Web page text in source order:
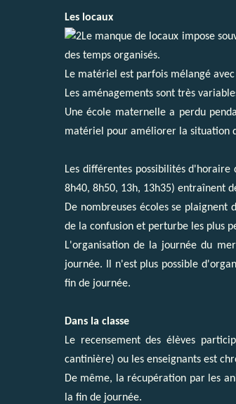
Les locaux
Le manque de locaux impose
des temps organisés.
Le matériel est parfois mélangé
Les aménagements sont très
Une école maternelle a perdu
matériel pour améliorer la situation
Les différentes possibilités
8h40, 8h50, 13h, 13h35) entraînent
De nombreuses écoles se
de la confusion et perturbe les plus
L'organisation de la journée du
journée. Il n'est plus possible
fin de journée.
Dans la classe
Le recensement des élèves
cantinière) ou les enseignants est
De même, la récupération par les
la fin de journée.